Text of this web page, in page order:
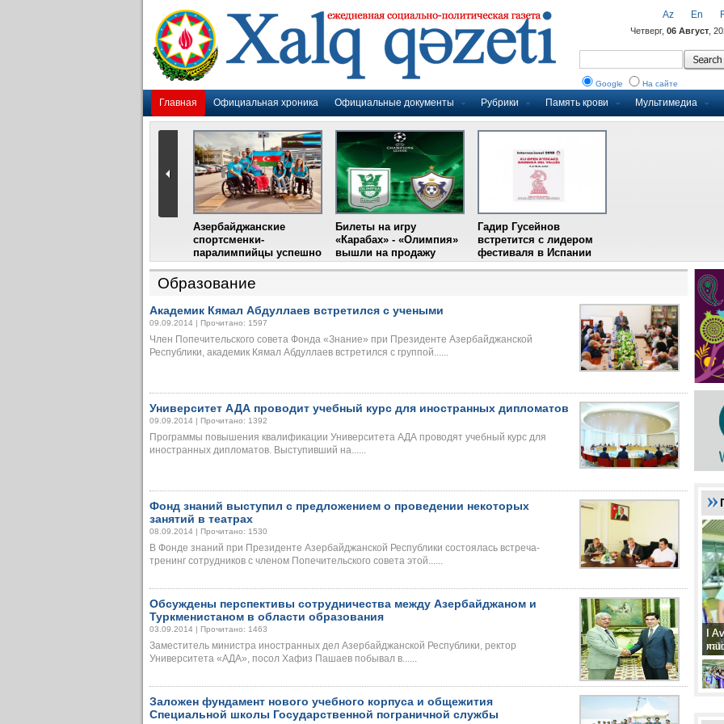
Главная Официальная хроника Официальные документы Рубрики Память крови Мультимедиа
Az En
Четверг, 06 Август ,
Google На сайте
Азербайджанские
спортсменки-
паралимпийцы успешно
выступили на III
Международном
фестивале парашютного
спорта
Билеты на игру
«Карабах» - «Олимпия»
вышли на продажу
Гадир Гусейнов
встретится с лидером
фестиваля в Испании
Образование
Академик Кямал Абдуллаев встретился с учеными
09.09.2014 | Прочитано: 1597
Член Попечительского совета Фонда «Знание» при Президенте Азербайджанской
Республики, академик Кямал Абдуллаев встретился с группой......
Университет АДА проводит учебный курс для иностранных дипломатов
09.09.2014 | Прочитано: 1392
Программы повышения квалификации Университета АДА проводят учебный курс для
иностранных дипломатов. Выступивший на......
Фонд знаний выступил с предложением о проведении некоторых
занятий в театрах
08.09.2014 | Прочитано: 1530
В Фонде знаний при Президенте Азербайджанской Республики состоялась встреча-
тренинг сотрудников с членом Попечительского совета этой......
Обсуждены перспективы сотрудничества между Азербайджаном и
Туркменистаном в области образования
03.09.2014 | Прочитано: 1463
Заместитель министра иностранных дел Азербайджанской Республики, ректор
Университета «АДА», посол Хафиз Пашаев побывал в......
Заложен фундамент нового учебного корпуса и общежития
Специальной школы Государственной пограничной службы
II